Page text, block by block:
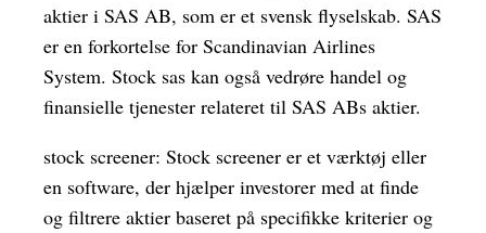
aktier i SAS AB, som er et svensk flyselskab. SAS
er en forkortelse for Scandinavian Airlines
System. Stock sas kan også vedrøre handel og
finansielle tjenester relateret til SAS ABs aktier.
stock screener: Stock screener er et værktøj eller
en software, der hjælper investorer med at finde
og filtrere aktier baseret på specifikke kriterier og